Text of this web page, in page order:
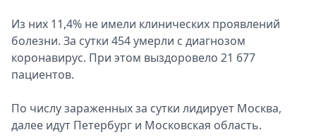
Из них 11,4% не имели клинических проявлений
болезни. За сутки 454 умерли с диагнозом
коронавирус. При этом выздоровело 21 677
пациентов.
По числу зараженных за сутки лидирует Москва,
далее идут Петербург и Московская область.